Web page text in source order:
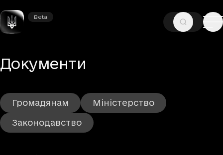
Beta
Beta
ГОЛОВНА
Документи
Громадянам Міністерство
Законодавство